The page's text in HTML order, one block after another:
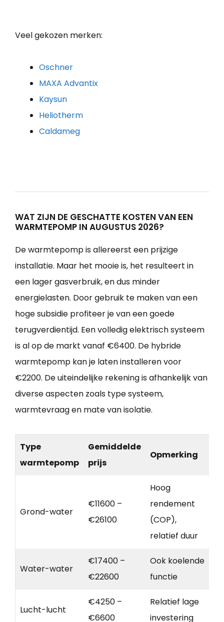
Veel gekozen merken:
Oschner
MAXA Advantix
Kaysun
Heliotherm
Caldameg
WAT ZIJN DE GESCHATTE KOSTEN VAN EEN
WARMTEPOMP IN AUGUSTUS 2026?
De warmtepomp is allereerst een prijzige
installatie. Maar het mooie is, het resulteert in
een lager gasverbruik, en dus minder
energielasten. Door gebruik te maken van een
hoge subsidie profiteer je van een goede
terugverdientijd. Een volledig elektrisch systeem
is al op de markt vanaf €6400. De hybride
warmtepomp kan je laten installeren voor
€2200. De uiteindelijke rekening is afhankelijk van
diverse aspecten zoals type systeem,
warmtevraag en mate van isolatie.
Type
warmtepomp
Gemiddelde
prijs
Opmerking
Grond-water
€11600 –
€26100
Hoog
rendement
(COP),
relatief duur
Water-water
€17400 –
€22600
Ook koelende
functie
Lucht-lucht
€4250 –
€6600
Relatief lage
investering